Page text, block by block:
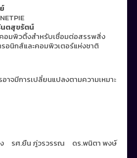
นตสุขรัตน์
อมพิวติ้งสำหรับเชื่อมต่อสรรพสิ่ง
อนิกส์และคอมพิวเตอร์แห่งชาติ
าจมีการเปลี่ยนแปลงตามความเหมาะ
รศ.ยืน ภู่วรวรรณ ดร.พนิตา พงษ์ไพบูล